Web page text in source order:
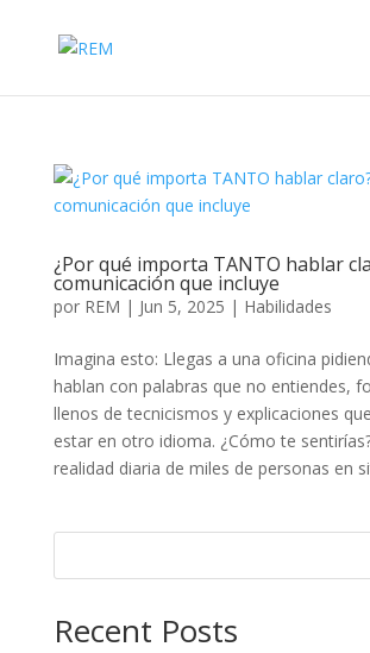
¿Por qué importa TANTO hablar
comunicación que incluye
por REM | Jun 5, 2025 | Habilidades
Imagina esto: Llegas a una oficina
hablan con palabras que no entiendes,
llenos de tecnicismos y explicaciones
estar en otro idioma. ¿Cómo te
realidad diaria de miles de personas en
Recent Posts